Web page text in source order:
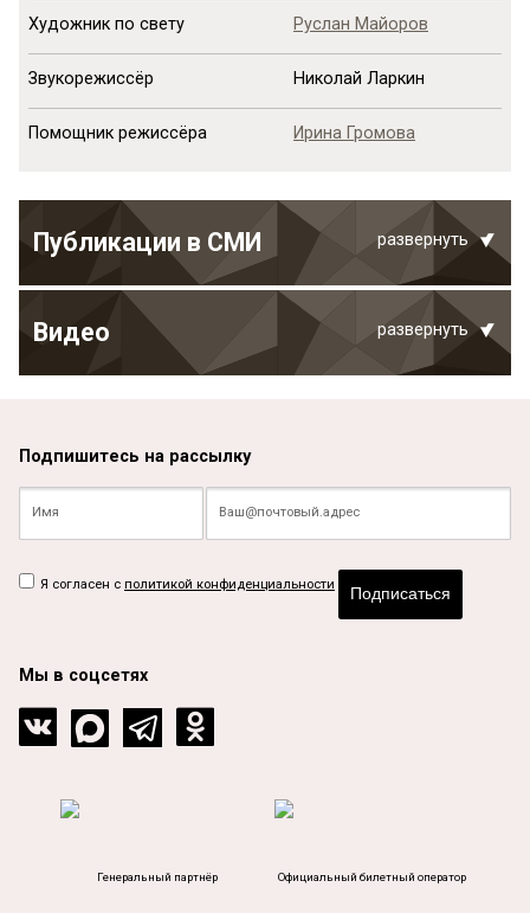
Художник по свету Руслан Майоров
Звукорежиссёр Николай Ларкин
Помощник режиссёра Ирина Громова
Публикации в СМИ развернуть
Видео развернуть
Подпишитесь на рассылку
Я согласен с политикой конфиденциальности
Подписаться
Мы в соцсетях
Генеральный партнёр Официальный билетный оператор